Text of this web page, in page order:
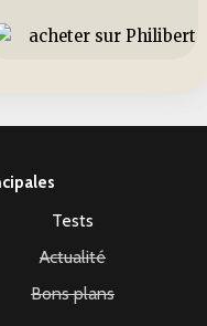
Tests
Actualité
Bons plans